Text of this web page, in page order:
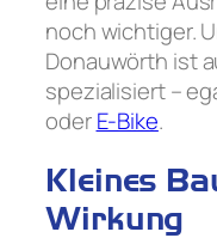
noch wichtiger.
Donauwörth ist
spezialisiert –
oderE-Bike.
Kleines
Wirkung